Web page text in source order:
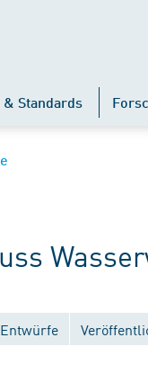
Standards
Entwürfe